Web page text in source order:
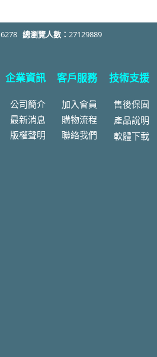
6278 總瀏覽人數： 27129889
企業資訊
公司簡介
最新消息
版權聲明
客戶服務
加入會員
購物流程
聯絡我們
技術支援
售後保固
產品說明
軟體下載